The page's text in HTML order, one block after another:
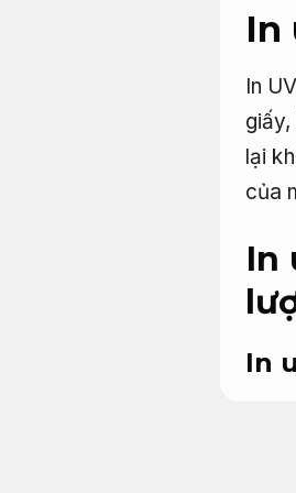
In
In
lại
của
In
In